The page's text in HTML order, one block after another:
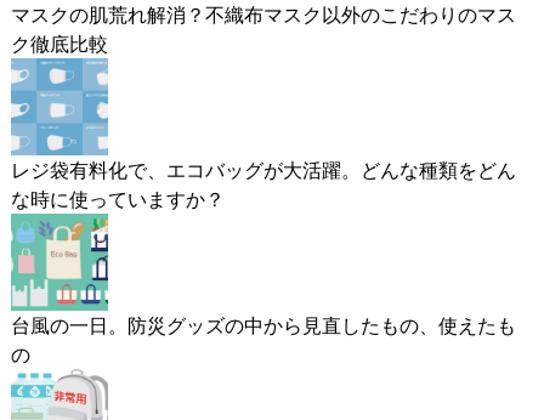
マスクの肌荒れ解消？不織布マスク以外のこだわりのマス
ク徹底比較
レジ袋有料化で、エコバッグが大活躍。どんな種類をどん
な時に使っていますか？
台風の一日。防災グッズの中から見直したもの、使えたも
の